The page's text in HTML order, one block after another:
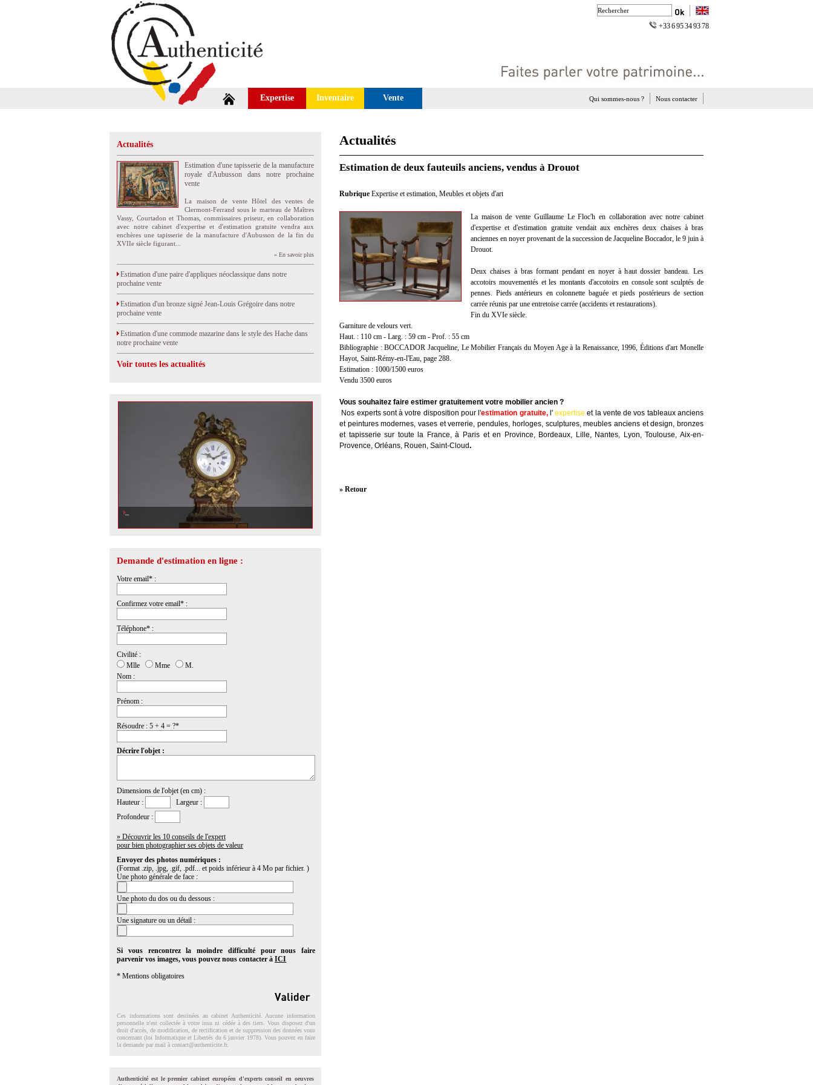
+33 6 95 34 93 78
Expertise Inventaire Vente Nous contacter
Qui sommes-nous ?
Actualités
Estimation d'une tapisserie de la manufacture
royale d'Aubusson dans notre prochaine
vente
La maison de vente Hôtel des ventes de
Clermont-Ferrand sous le marteau de Maîtres
Vassy, Courtadon et Thomas, commissaires priseur, en collaboration
avec notre cabinet d'expertise et d'estimation gratuite vendra aux
enchères une tapisserie de la manufacture d'Aubusson de la fin du
XVIIe siècle figurant...
» En savoir plus
Estimation d'une paire d'appliques néoclassique dans notre
prochaine vente
Estimation d'un bronze signé Jean-Louis Grégoire dans notre
prochaine vente
Estimation d'une commode mazarine dans le style des Hache dans
notre prochaine vente
Voir toutes les actualités
Demande d'estimation en ligne :
Votre email* :
Confirmez votre email* :
Téléphone* :
Civilité :
Mlle
Mme
M.
Nom :
Prénom :
Résoudre : 5 + 4 = ?*
Décrire l'objet :
Dimensions de l'objet (en cm) :
Hauteur :
Largeur :
Profondeur :
» Découvrir les 10 conseils de l'expert
pour bien photographier ses objets de valeur
Envoyer des photos numériques :
(Format .zip, .jpg, .gif, .pdf... et poids inférieur à 4 Mo par fichier. )
Une photo générale de face :
Une photo du dos ou du dessous :
Une signature ou un détail :
Si vous rencontrez la moindre difficulté pour nous faire
parvenir vos images, vous pouvez nous contacter à ICI
* Mentions obligatoires
Ces informations sont destinées au cabinet Authenticité. Aucune information
personnelle n'est collectée à votre insu ni cédée à des tiers. Vous disposez d'un
droit d'accés, de modification, de rectification et de suppression des données vous
concernant (loi Informatique et Libertés du 6 janvier 1978). Vous pouvez en faire
la demande par mail à contact@authenticite.fr.
Authenticité est le premier cabinet européen d'experts conseil en oeuvres
Actualités
Estimation de deux fauteuils anciens, vendus à Drouot
Rubrique Expertise et estimation, Meubles et objets d'art
La maison de vente Guillaume Le Floc'h en collaboration avec notre cabinet
d'expertise et d'estimation gratuite vendait aux enchères deux chaises à bras
anciennes en noyer provenant de la succession de Jacqueline Boccador, le 9 juin à
Drouot.
Deux chaises à bras formant pendant en noyer à haut dossier bandeau. Les
accotoirs mouvementés et les montants d'accotoirs en console sont sculptés de
pennes. Pieds antérieurs en colonnette baguée et pieds postérieurs de section
carrée réunis par une entretoise carrée (accidents et restaurations).
Fin du XVIe siècle.
Garniture de velours vert.
Haut. : 110 cm - Larg. : 59 cm - Prof. : 55 cm
Bibliographie : BOCCADOR Jacqueline, Le Mobilier Français du Moyen Age à la Renaissance, 1996, Éditions d'art Monelle
Hayot, Saint-Rémy-en-l'Eau, page 288.
Estimation : 1000/1500 euros
Vendu 3500 euros
Vous souhaitez faire estimer gratuitement votre mobilier ancien ?
Nos experts sont à votre disposition pour l'estimation gratuite, l'expertise et la vente de vos tableaux anciens
et peintures modernes, vases et verrerie, pendules, horloges, sculptures, meubles anciens et design, bronzes
et tapisserie sur toute la France, à Paris et en Province, Bordeaux, Lille, Nantes, Lyon, Toulouse, Aix-en-
Provence, Orléans, Rouen, Saint-Cloud.
» Retour